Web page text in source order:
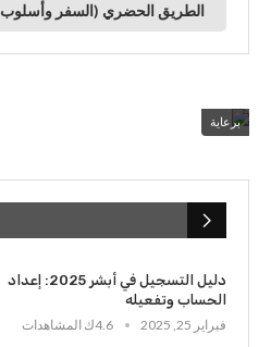
الطريق الحضري (السفر وأسلوب
برعاية
دليل التسجيل في أبشر 2025: إعداد
الحساب وتفعيله
فبراير 25, 2025
4.6ك المشاهدات